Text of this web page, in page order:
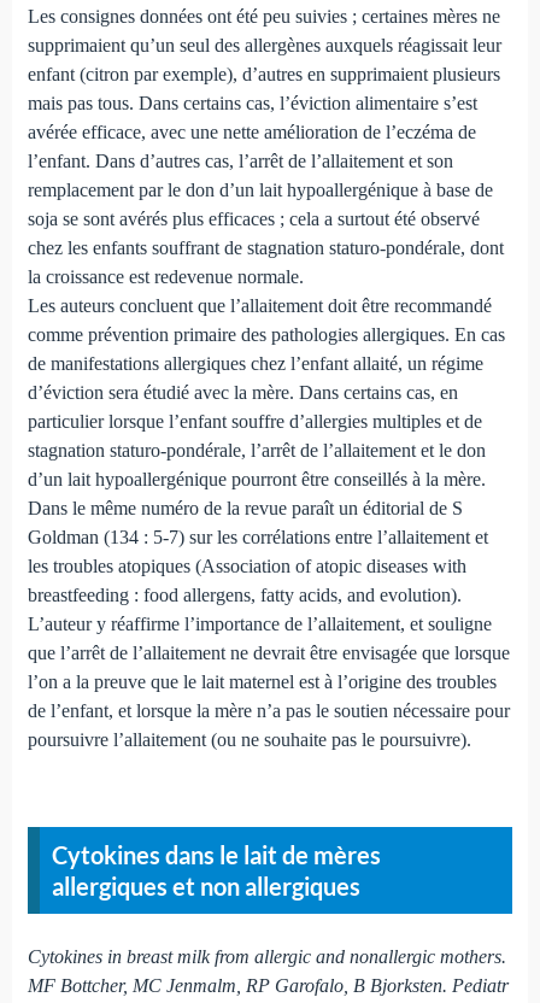
Les consignes données ont été peu suivies ; certaines mères ne
supprimaient qu’un seul des allergènes auxquels réagissait leur
enfant (citron par exemple), d’autres en supprimaient plusieurs
mais pas tous. Dans certains cas, l’éviction alimentaire s’est
avérée efficace, avec une nette amélioration de l’eczéma de
l’enfant. Dans d’autres cas, l’arrêt de l’allaitement et son
remplacement par le don d’un lait hypoallergénique à base de
soja se sont avérés plus efficaces ; cela a surtout été observé
chez les enfants souffrant de stagnation staturo-pondérale, dont
la croissance est redevenue normale.
Les auteurs concluent que l’allaitement doit être recommandé
comme prévention primaire des pathologies allergiques. En cas
de manifestations allergiques chez l’enfant allaité, un régime
d’éviction sera étudié avec la mère. Dans certains cas, en
particulier lorsque l’enfant souffre d’allergies multiples et de
stagnation staturo-pondérale, l’arrêt de l’allaitement et le don
d’un lait hypoallergénique pourront être conseillés à la mère.
Dans le même numéro de la revue paraît un éditorial de S
Goldman (134 : 5-7) sur les corrélations entre l’allaitement et
les troubles atopiques (Association of atopic diseases with
breastfeeding : food allergens, fatty acids, and evolution).
L’auteur y réaffirme l’importance de l’allaitement, et souligne
que l’arrêt de l’allaitement ne devrait être envisagée que lorsque
l’on a la preuve que le lait maternel est à l’origine des troubles
de l’enfant, et lorsque la mère n’a pas le soutien nécessaire pour
poursuivre l’allaitement (ou ne souhaite pas le poursuivre).
Cytokines dans le lait de mères
allergiques et non allergiques
Cytokines in breast milk from allergic and nonallergic mothers.
MF Bottcher, MC Jenmalm, RP Garofalo, B Bjorksten. Pediatr